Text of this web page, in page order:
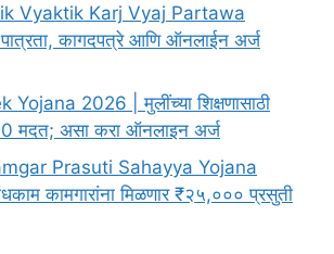
Vyaktik Karj Vyaj Partawa
कागदपत्रे आणि ऑनलाईन अर्ज
2026 | मुलींच्या शिक्षणासाठी
मदत; असा करा ऑनलाइन अर्ज
Prasuti Sahayya Yojana
कामगारांना मिळणार ₹२५,००० प्रसुती